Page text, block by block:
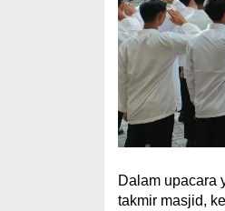
Dalam upacara
takmir masjid,